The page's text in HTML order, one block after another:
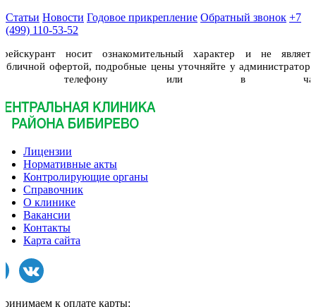
Статьи Новости Годовое прикрепление Обратный звонок +7
(499) 110-53-52
носит ознакомительный характер и не
офертой, подробные цены уточняйте у
телефону или в
Лицензии
Нормативные акты
Контролирующие органы
Справочник
О клинике
Вакансии
Контакты
Карта сайта
к оплате карты: